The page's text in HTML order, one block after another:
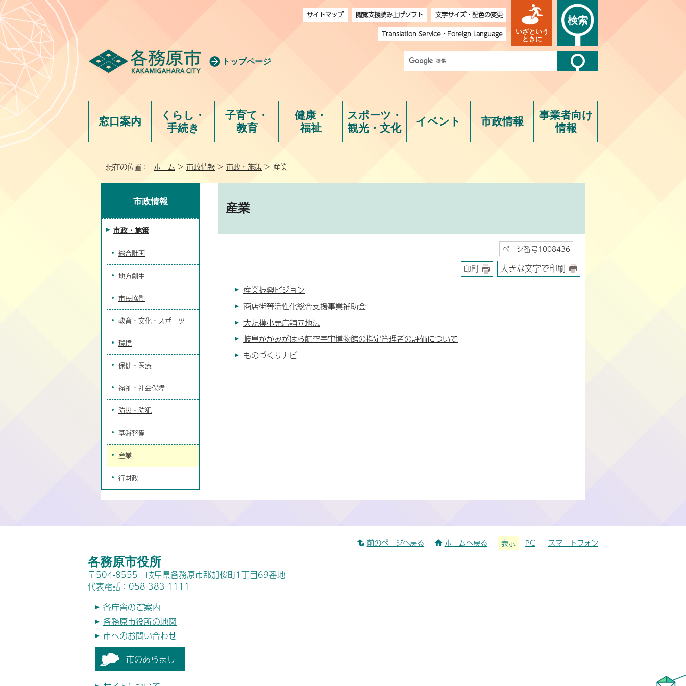
トップページ
サイトマップ 閲覧支援読み上げソフト
文字サイズ・配色の変更
Translation Service・ Foreign Language
いざという
ときに
検索
窓口案内
くらし・
手続き
子育て・
教育
健康・
福祉
スポーツ・
観光・文化
イベント 市政情報
事業者向け
情報
現在の位置： ホーム > 市政情報 > 市政・施策 > 産業
産業
ページ番号1008436
印刷
大きな文字で印刷
産業振興ビジョン
商店街等活性化総合支援事業補助金
大規模小売店舗立地法
岐阜かかみがはら航空宇宙博物館の指定管理者の評価について
ものづくりナビ
市政情報
市政・施策
総合計画
地方創生
市民協働
教育・文化・スポーツ
環境
保健・医療
福祉・社会保障
防災・防犯
基盤整備
産業
行財政
前のページへ戻る ホームへ戻る 表示 PC スマートフォン
各務原市役所
〒504-8555 岐阜県各務原市那加桜町1丁目69番地
代表電話：058-383-1111
各庁舎のご案内
各務原市役所の地図
市へのお問い合わせ
市のあらまし